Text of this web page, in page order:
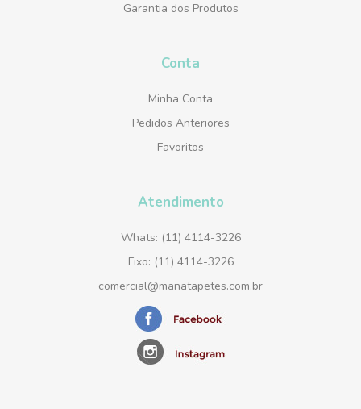
Garantia dos Produtos
Conta
Minha Conta
Pedidos Anteriores
Favoritos
Atendimento
Whats: (11) 4114-3226
Fixo: (11) 4114-3226
comercial@manatapetes.com.br